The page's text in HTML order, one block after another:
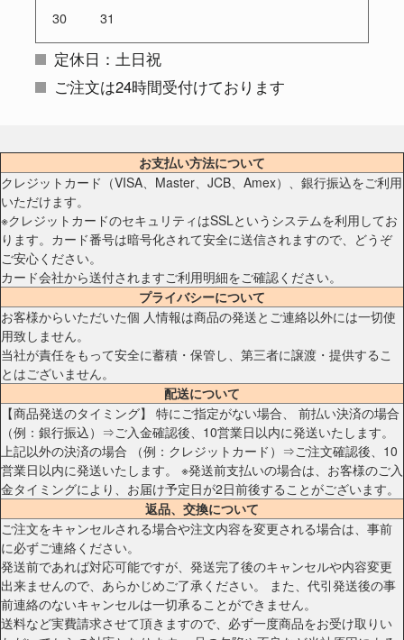
30 31
定休日：土日祝
ご注文は24時間受付けております
お支払い方法について
クレジットカード（VISA、Master、JCB、Amex）、銀行振込をご利用
いただけます。
※クレジットカードのセキュリティはSSLというシステムを利用してお
ります。カード番号は暗号化されて安全に送信されますので、どうぞ
ご安心ください。
カード会社から送付されますご利用明細をご確認ください。
プライバシーについて
お客様からいただいた個 人情報は商品の発送とご連絡以外には一切使
用致しません。
当社が責任をもって安全に蓄積・保管し、第三者に譲渡・提供するこ
とはございません。
配送について
【商品発送のタイミング】 特にご指定がない場合、 前払い決済の場合
（例：銀行振込）⇒ご入金確認後、10営業日以内に発送いたします。
上記以外の決済の場合 （例：クレジットカード）⇒ご注文確認後、10
営業日以内に発送いたします。 ※発送前支払いの場合は、お客様のご入
金タイミングにより、お届け予定日が2日前後することがございます。
返品、交換について
ご注文をキャンセルされる場合や注文内容を変更される場合は、事前
に必ずご連絡ください。
発送前であれば対応可能ですが、発送完了後のキャンセルや内容変更
出来ませんので、あらかじめご了承ください。 また、代引発送後の事
前連絡のないキャンセルは一切承ることができません。
送料など実費請求させて頂きますので、必ず一度商品をお受け取りい